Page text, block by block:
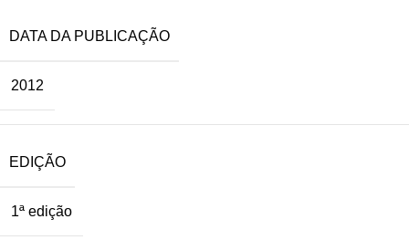
DATA DA PUBLICAÇÃO
2012
EDIÇÃO
1ª edição